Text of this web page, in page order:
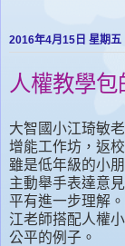
2016年4月15日 星期五
人權教學
大智國小江琦敏
增能工作坊，返
雖是低年級的小
主動舉手表達意
平有進一步理解。
江老師搭配人權
公平的例子。